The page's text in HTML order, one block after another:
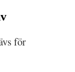
för